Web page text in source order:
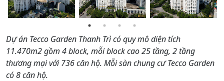
Trường Mầm non Song ngữ Phạm Tu
XV22+6HG, Khu Đô Thị Mới
2.0 km
XV22+355, Tứ Hiệp
Dự án Tecco Garden Thanh Trì có quy mô diện tích
11.470m2 gồm 4 block, mỗi block cao 25 tầng, 2 tầng
thương mại với 736 căn hộ. Mỗi sàn chung cư Tecco Garden
có 8 căn hộ.